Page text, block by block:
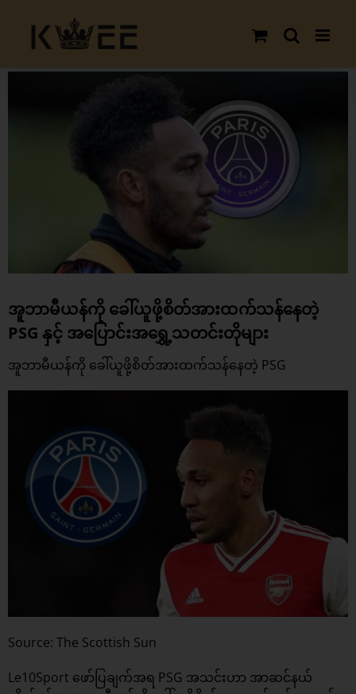
content
အူဘာမီယန်ကို ခေါ်ယူဖို့စိတ်အားထက်သန်နေတဲ့
PSG နှင့် အပြောင်းအရွှေ့သတင်းတိုများ
အူဘာမီယန်ကို ခေါ်ယူဖို့စိတ်အားထက်သန်နေတဲ့ PSG
Source: The Scottish Sun
Le10Sport ဖော်ပြချက်အရ PSG အသင်းဟာ အာဆင်နယ်